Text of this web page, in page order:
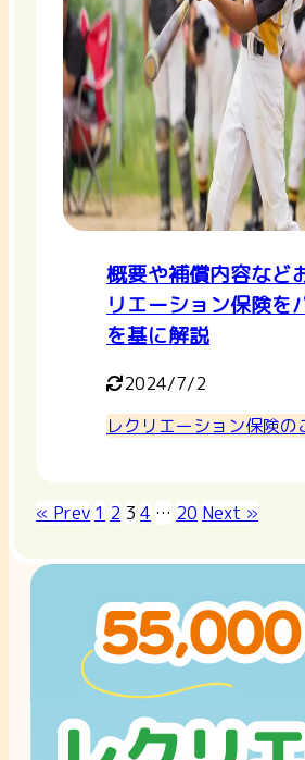
概要や補償内容など
リエーション保険を
を基に解説
2024/7/2
レクリエーション保険の
« Prev 1 2 3 4 … 20 Next »